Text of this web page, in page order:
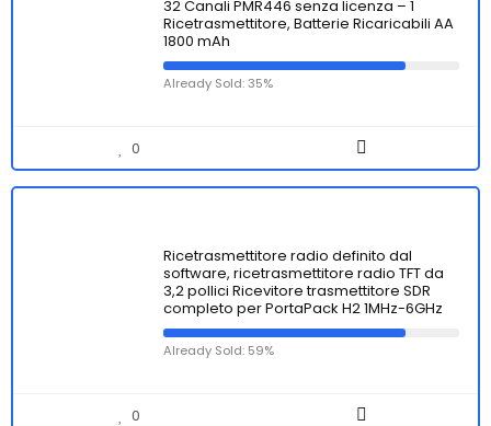
32 Canali PMR446 senza licenza – 1
Ricetrasmettitore, Batterie Ricaricabili AA
1800 mAh
Already Sold: 35%
0
Ricetrasmettitore radio definito dal
software, ricetrasmettitore radio TFT da
3,2 pollici Ricevitore trasmettitore SDR
completo per PortaPack H2 1MHz-6GHz
Already Sold: 59%
0